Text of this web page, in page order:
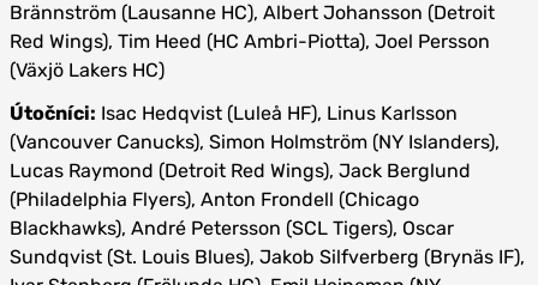
Brännström (Lausanne HC), Albert Johansson (Detroit
Red Wings), Tim Heed (HC Ambri-Piotta), Joel Persson
(Växjö Lakers HC)
Útočníci: Isac Hedqvist (Luleå HF), Linus Karlsson
(Vancouver Canucks), Simon Holmström (NY Islanders),
Lucas Raymond (Detroit Red Wings), Jack Berglund
(Philadelphia Flyers), Anton Frondell (Chicago
Blackhawks), André Petersson (SCL Tigers), Oscar
Sundqvist (St. Louis Blues), Jakob Silfverberg (Brynäs IF),